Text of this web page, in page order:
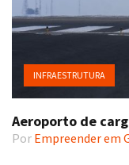
INFRAESTRUTURA
Aeroporto de
Por Empreender em